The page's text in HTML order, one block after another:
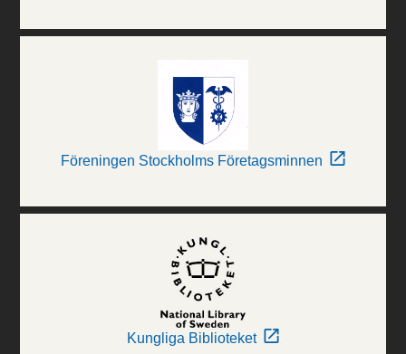
Föreningen Stockholms Företagsminnen
Kungliga Biblioteket